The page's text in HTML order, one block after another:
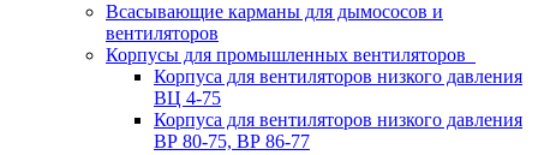
Всасывающие карманы для дымососов и
вентиляторов
Корпусы для промышленных вентиляторов
Корпуса для вентиляторов низкого давления
ВЦ 4-75
Корпуса для вентиляторов низкого давления
ВР 80-75, ВР 86-77